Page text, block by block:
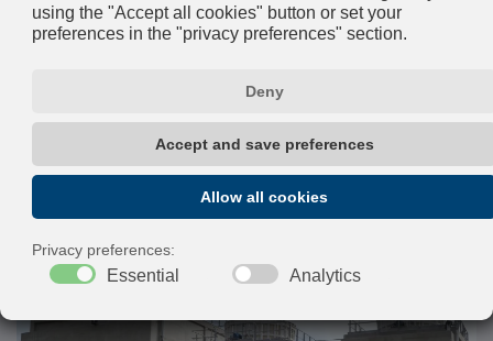
las plantas de procesos en caliente del
acero puede ser enfriada mediante
diversos sistemas.